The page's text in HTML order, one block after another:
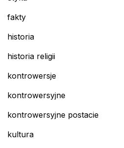
fakty
historia
historia religii
kontrowersje
kontrowersyjne
kontrowersyjne postacie
kultura